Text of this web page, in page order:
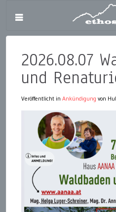
2026.08.07
und
Veröffentlicht in Ankündigung von